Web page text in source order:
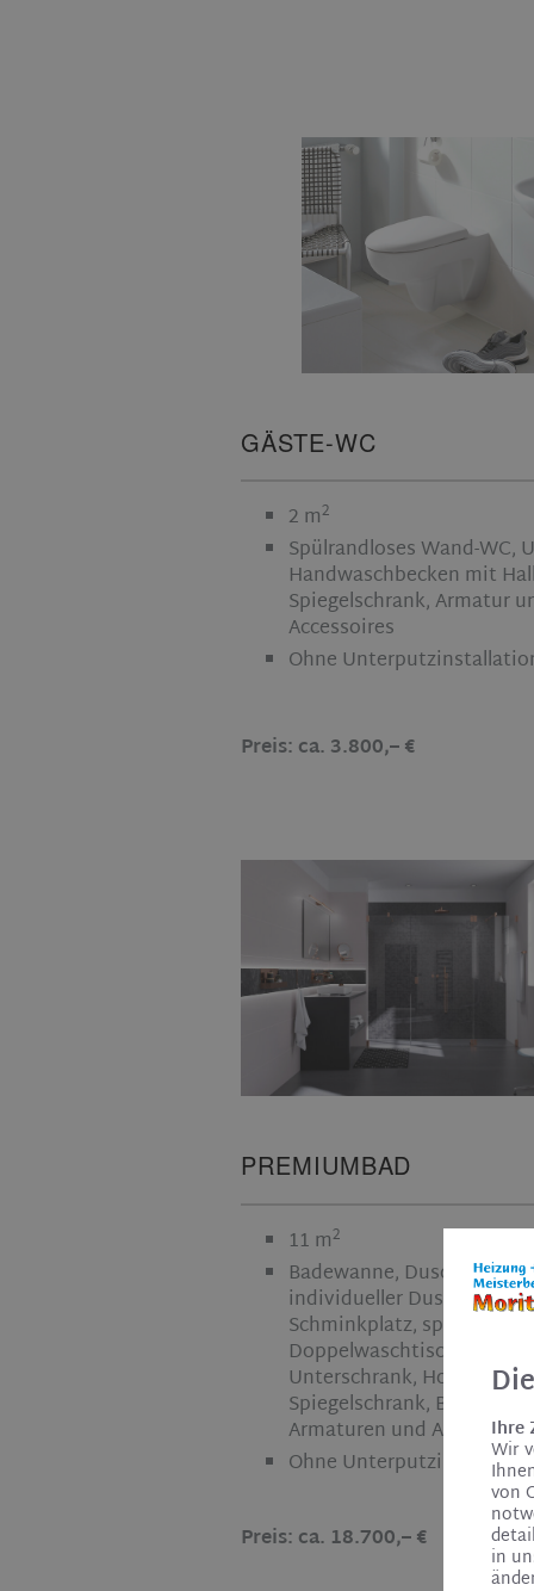
GÄSTE-WC
2 m2
Spülrandloses Wand-WC,
Handwaschbecken mit
Spiegelschrank, Armatur
Accessoires
Ohne
Preis: ca. 3.800,– €
PREMIUMBAD
11 m2
Badewanne, Dusche mit
individueller
Schminkplatz,
Doppelwaschtisch mit
Unterschrank,
Spiegelschrank,
Armaturen und
Ohne
Preis: ca. 18.700,– €
Ihre
Wir
von
in